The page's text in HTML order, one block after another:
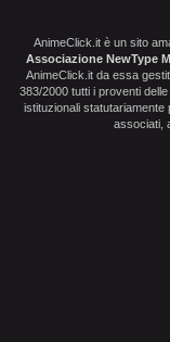
AnimeClick.it è un sito
Associazione NewType
AnimeClick.it da essa
383/2000 tutti i proventi
istituzionali
associati,